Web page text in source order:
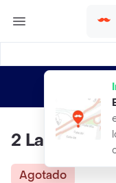
2 Lazos
Agotado